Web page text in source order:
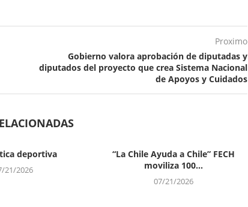
Proximo
Gobierno valora aprobación de diputadas y
diputados del proyecto que crea Sistema Nacional
de Apoyos y Cuidados
deportiva
21/2026
“La Chile Ayuda a Chile” FECH
moviliza 100...
07/21/2026